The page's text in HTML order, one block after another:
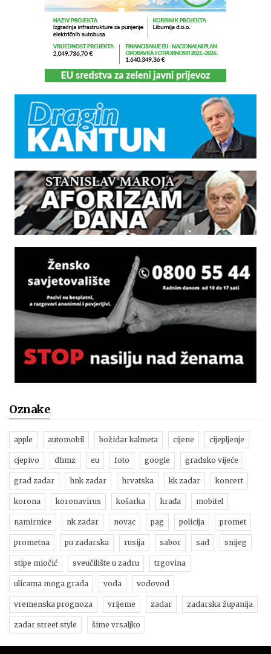
Oznake
apple automobil božidar kalmeta cijene cijepljenje
cjepivo dhmz eu foto google gradsko vijeće
grad zadar hnk zadar hrvatska kk zadar koncert
korona koronavirus košarka krađa mobitel
namirnice nk zadar novac pag policija promet
prometna pu zadarska rusija sabor sad snijeg
stipe miočić sveučilište u zadru trgovina
ulicama moga grada voda vodovod
vremenska prognoza vrijeme zadar zadarska županija
zadar street style šime vrsaljko